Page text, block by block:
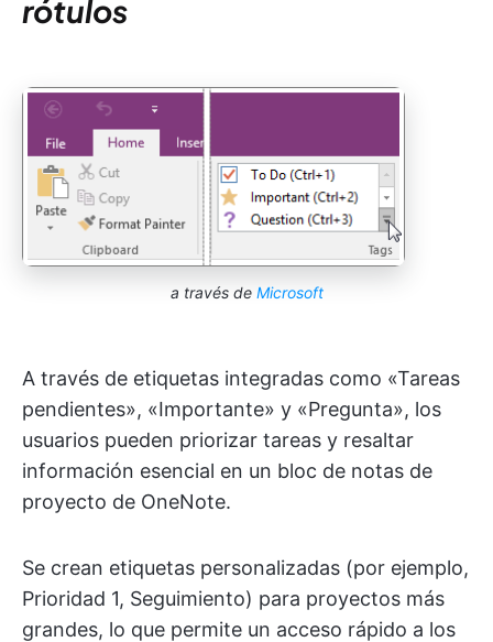
rótulos
a través de Microsoft
A través de etiquetas integradas como «Tareas
pendientes», «Importante» y «Pregunta», los
usuarios pueden priorizar tareas y resaltar
información esencial en un bloc de notas de
proyecto de OneNote.
Se crean etiquetas personalizadas (por ejemplo,
Prioridad 1, Seguimiento) para proyectos más
grandes, lo que permite un acceso rápido a los